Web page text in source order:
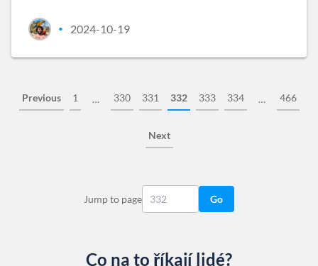
• 2024-10-19
Previous 1 … 330 331 332 333 334 … 466
Next
Jump to page Go
Co na to říkají lidé?